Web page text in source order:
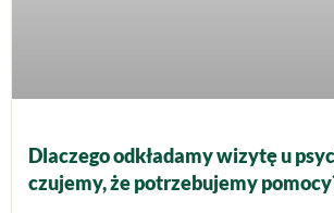
Dlaczego odkładamy wizytę u
czujemy, że potrzebujemy